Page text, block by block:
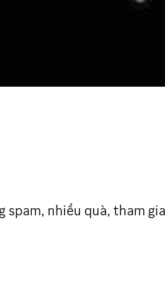
spam, nhiều quà, tham